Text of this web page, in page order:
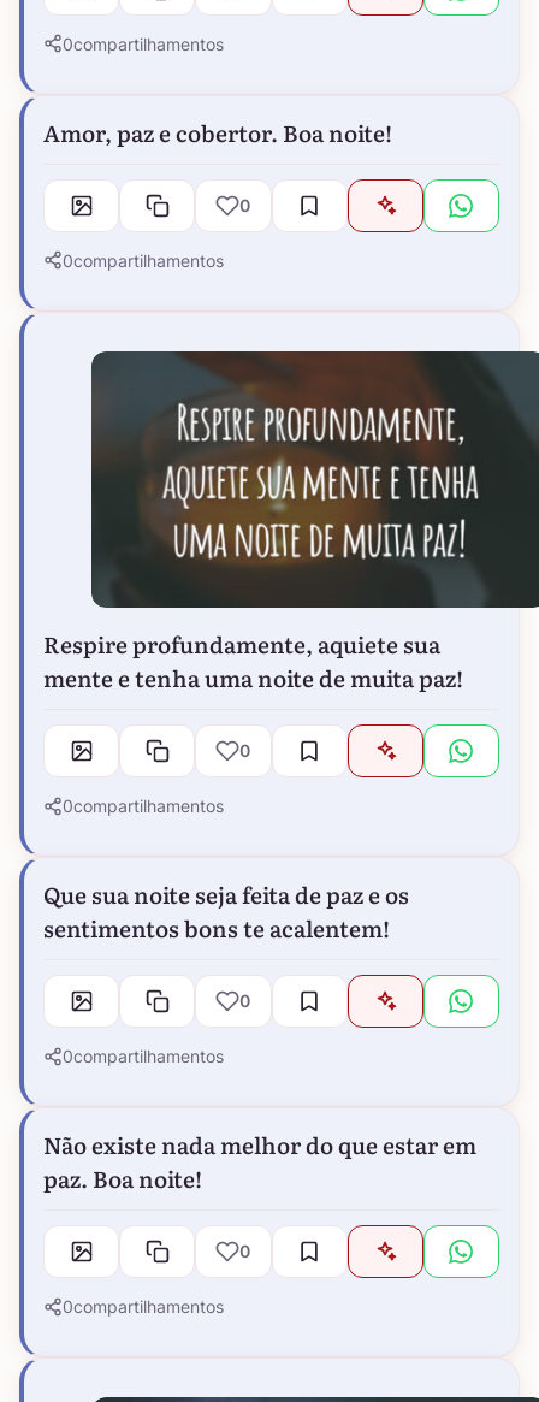
0compartilhamentos
Amor, paz e cobertor. Boa noite!
0
0compartilhamentos
Respire profundamente, aquiete sua
mente e tenha uma noite de muita paz!
0
0compartilhamentos
Que sua noite seja feita de paz e os
sentimentos bons te acalentem!
0
0compartilhamentos
Não existe nada melhor do que estar em
paz. Boa noite!
0
0compartilhamentos